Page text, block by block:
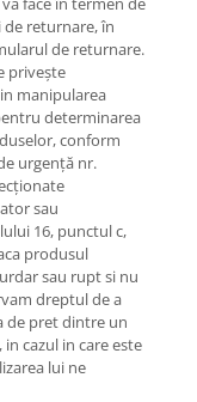
de returnare, în
de returnare.
privește
manipularea
determinarea
conform
urgență nr.
sau
16, punctul c,
produsul
sau rupt si nu
dreptul de a
de pret dintre un
cazul in care este
lui ne